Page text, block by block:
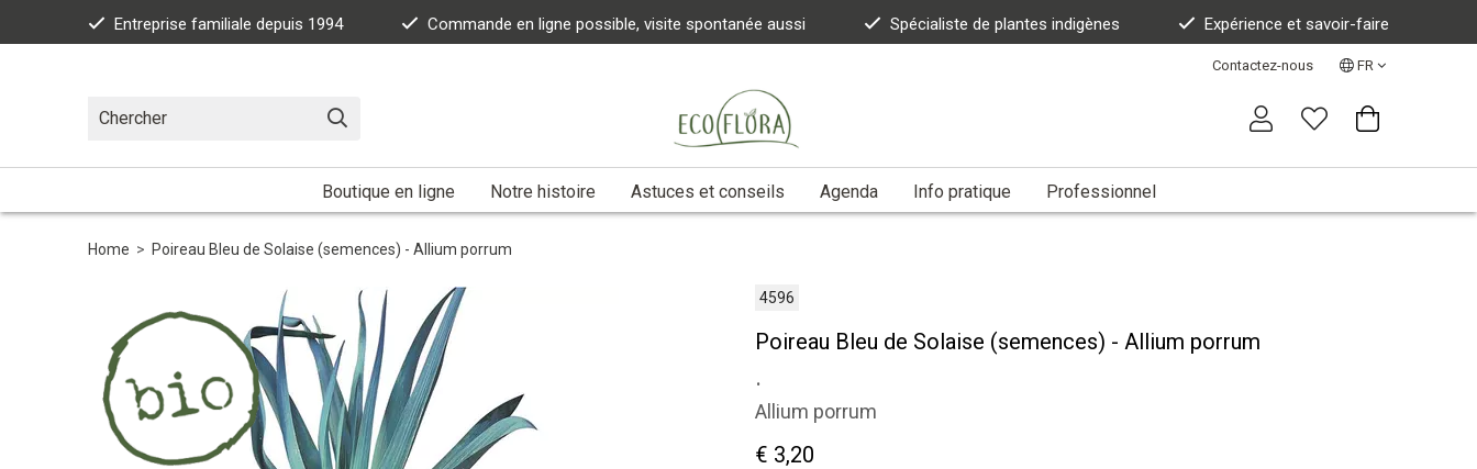
Entreprise familiale depuis 1994 Commande en ligne possible, visite spontanée aussi Spécialiste de plantes indigènes Expérience et savoir-faire
Contactez-nous FR
Boutique en ligne Notre histoire Astuces et conseils Agenda Info pratique Professionnel
Home > Poireau Bleu de Solaise (semences) - Allium porrum
4596
Poireau Bleu de Solaise (semences) - Allium porrum
.
Allium porrum
€ 3,20